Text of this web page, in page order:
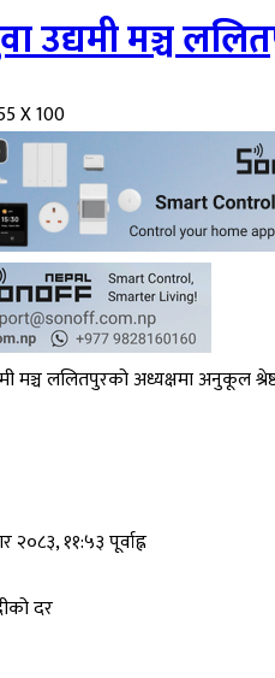
उद्यमी मञ्च
X 100
११:५३ पूर्वाह्न
दर